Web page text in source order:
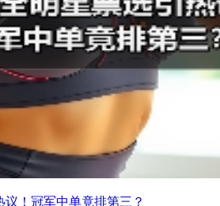
议！冠军中单竟排第三？